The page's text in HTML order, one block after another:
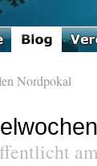
Nordpokal
am